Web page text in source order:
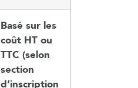
Basé sur les
coût HT ou
TTC (selon
section
d’inscription